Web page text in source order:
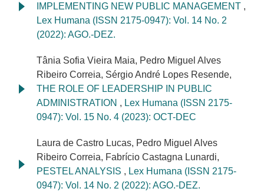
IMPLEMENTING NEW PUBLIC MANAGEMENT ,
Lex Humana (ISSN 2175-0947): Vol. 14 No. 2
(2022): AGO.-DEZ.
Tânia Sofia Vieira Maia, Pedro Miguel Alves
Ribeiro Correia, Sérgio André Lopes Resende,
THE ROLE OF LEADERSHIP IN PUBLIC
ADMINISTRATION , Lex Humana (ISSN 2175-
0947): Vol. 15 No. 4 (2023): OCT-DEC
Laura de Castro Lucas, Pedro Miguel Alves
Ribeiro Correia, Fabrício Castagna Lunardi,
PESTEL ANALYSIS , Lex Humana (ISSN 2175-
0947): Vol. 14 No. 2 (2022): AGO.-DEZ.